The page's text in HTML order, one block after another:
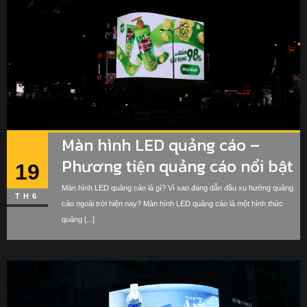
19
TH6
Màn hình LED quảng cáo –
Phương tiện quảng cáo nổi bật
trong mọi thời đại
Màn hình LED quảng cáo là gì? Vì sao đang dẫn đầu xu hướng quảng
cáo ngoài trời hiện nay? Màn hình LED quảng cáo là một hình thức
quảng [...]